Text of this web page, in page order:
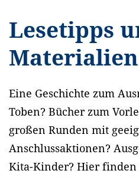
Lesetipps
Materialien
Eine Geschichte zum
Toben? Bücher zum
großen Runden mit
Anschlussaktionen?
Kita-Kinder? Hier finden